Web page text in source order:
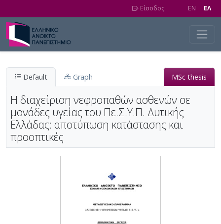
Είσοδος EN EΛ
Default Graph MSc thesis
Η διαχείριση νεφροπαθών ασθενών σε
μονάδες υγείας του Πε.Σ.Υ.Π. Δυτικής
Ελλάδας: αποτύπωση κατάστασης και
προοπτικές